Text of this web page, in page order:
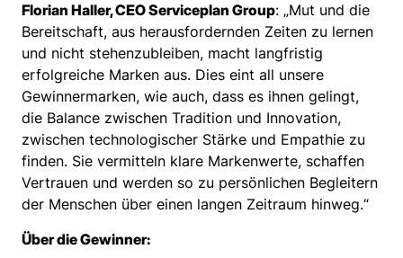
Florian Haller, CEO Serviceplan Group: „Mut und die
Bereitschaft, aus herausfordernden Zeiten zu lernen
und nicht stehenzubleiben, macht langfristig
erfolgreiche Marken aus. Dies eint all unsere
Gewinnermarken, wie auch, dass es ihnen gelingt,
die Balance zwischen Tradition und Innovation,
zwischen technologischer Stärke und Empathie zu
finden. Sie vermitteln klare Markenwerte, schaffen
Vertrauen und werden so zu persönlichen Begleitern
der Menschen über einen langen Zeitraum hinweg.“
Über die Gewinner: